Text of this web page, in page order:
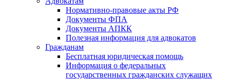
Нормативно-правовые акты РФ
Документы ФПА
Документы АПКК
Полезная информация для адвокатов
Гражданам
Бесплатная юридическая помощь
Информация о федеральных
государственных гражданских служащих